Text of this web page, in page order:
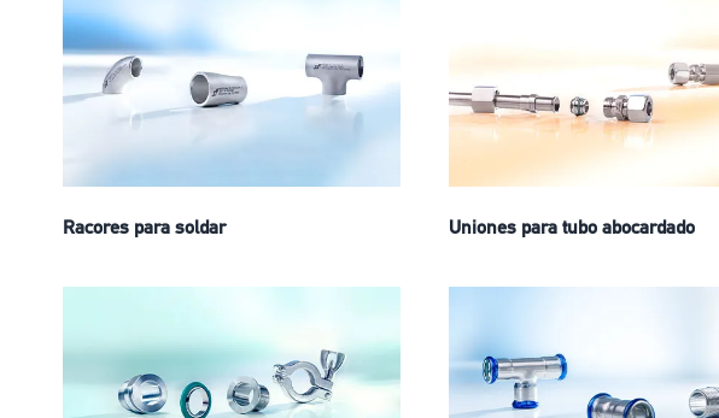
Racores para soldar Uniones para tubo abocardado